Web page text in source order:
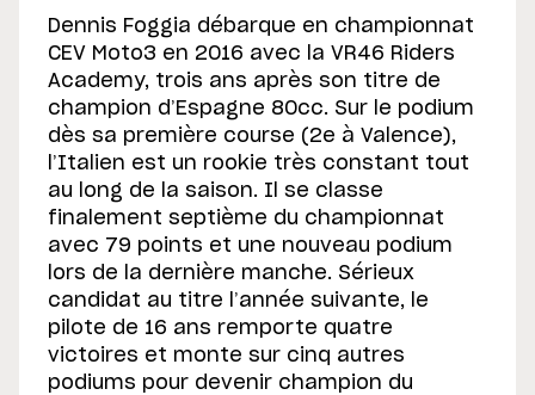
Dennis Foggia débarque en championnat
CEV Moto3 en 2016 avec la VR46 Riders
Academy, trois ans après son titre de
champion d’Espagne 80cc. Sur le podium
dès sa première course (2e à Valence),
l’Italien est un rookie très constant tout
au long de la saison. Il se classe
finalement septième du championnat
avec 79 points et une nouveau podium
lors de la dernière manche. Sérieux
candidat au titre l’année suivante, le
pilote de 16 ans remporte quatre
victoires et monte sur cinq autres
podiums pour devenir champion du